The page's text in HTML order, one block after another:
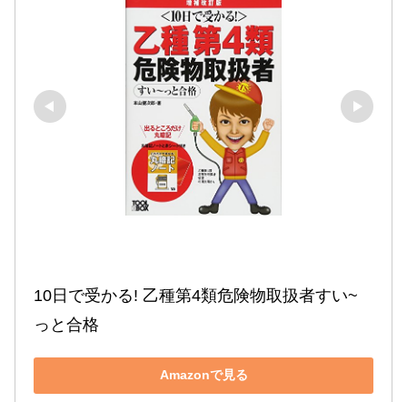
10日で受かる! 乙種第4類危険物取扱者すい~
っと合格
Amazonで見る